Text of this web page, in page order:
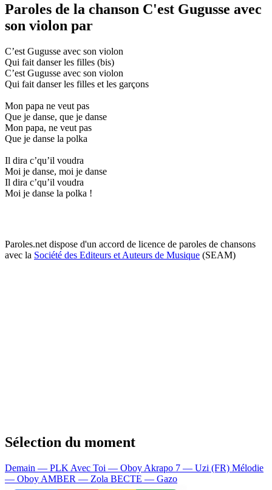
Paroles de la chanson C'est Gugusse avec
son violon par
C’est Gugusse avec son violon
Qui fait danser les filles (bis)
C’est Gugusse avec son violon
Qui fait danser les filles et les garçons
Mon papa ne veut pas
Que je danse, que je danse
Mon papa, ne veut pas
Que je danse la polka
Il dira c’qu’il voudra
Moi je danse, moi je danse
Il dira c’qu’il voudra
Moi je danse la polka !
Paroles.net dispose d'un accord de licence de paroles de chansons
avec la Société des Editeurs et Auteurs de Musique (SEAM)
Sélection du moment
Demain — PLK Avec Toi — Oboy Akrapo 7 — Uzi (FR) Mélodie
— Oboy AMBER — Zola BECTE — Gazo